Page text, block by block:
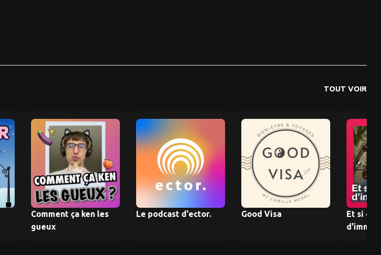
TOUT VOIR
Comment ça ken les
gueux
Le podcast d'ector. Good Visa
Et si on